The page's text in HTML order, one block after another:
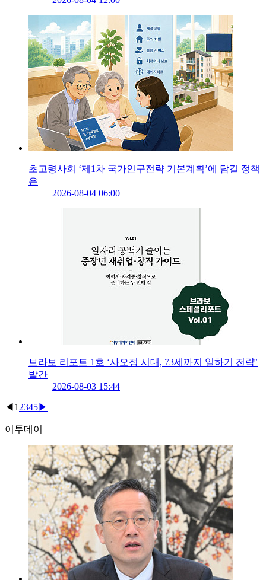
초고령사회 ‘제1차 국가인구전략 기본계획’에 담길 정책
은
2026-08-04 06:00
브라보 리포트 1호 ‘사오정 시대, 73세까지 일하기 전략’
발간
2026-08-03 15:44
◀ 1 2345▶
이투데이